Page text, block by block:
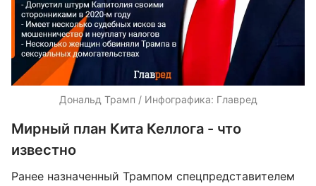
Дональд Трамп / Инфографика: Главред
Мирный план Кита Келлога - что
известно
Ранее назначенный Трампом спецпредставителем